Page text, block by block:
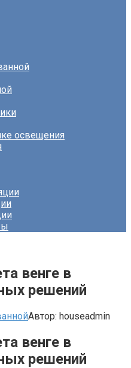
освещения
венге в
решений
Автор: houseadmin
венге в
решений